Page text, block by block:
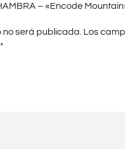
– «Encode
será publicada. Los
*